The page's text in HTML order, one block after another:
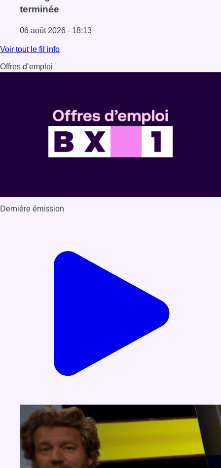
terminée
06 août 2026 - 18:13
Lire l'article La vague de chaleur est officiellement
Voir tout le fil info
Offres d’emploi
Dernière émission